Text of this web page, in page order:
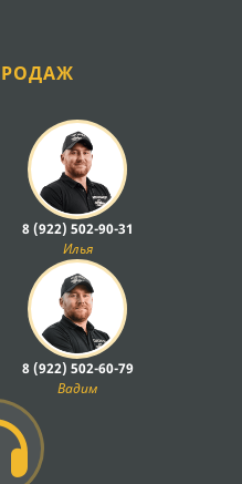
8 (922) 502-90-31
Илья
8 (922) 502-60-79
Вадим